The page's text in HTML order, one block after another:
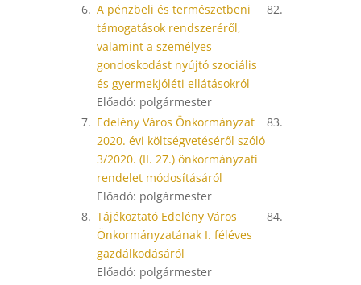
6. A pénzbeli és természetbeni
támogatások rendszeréről,
valamint a személyes
gondoskodást nyújtó szociális
és gyermekjóléti ellátásokról
Előadó: polgármester
82.
7. Edelény Város Önkormányzat
2020. évi költségvetéséről szóló
3/2020. (II. 27.) önkormányzati
rendelet módosításáról
Előadó: polgármester
83.
8. Tájékoztató Edelény Város
Önkormányzatának I. féléves
gazdálkodásáról
Előadó: polgármester
84.